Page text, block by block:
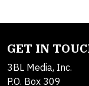
GET IN
3BL Media, Inc.
P.O. Box 309